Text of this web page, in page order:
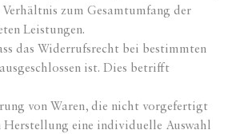
zum Gesamtumfang der
Leistungen.
das Widerrufsrecht bei bestimmten
ist. Dies betrifft
von Waren, die nicht vorgefertigt
Herstellung eine individuelle Auswahl